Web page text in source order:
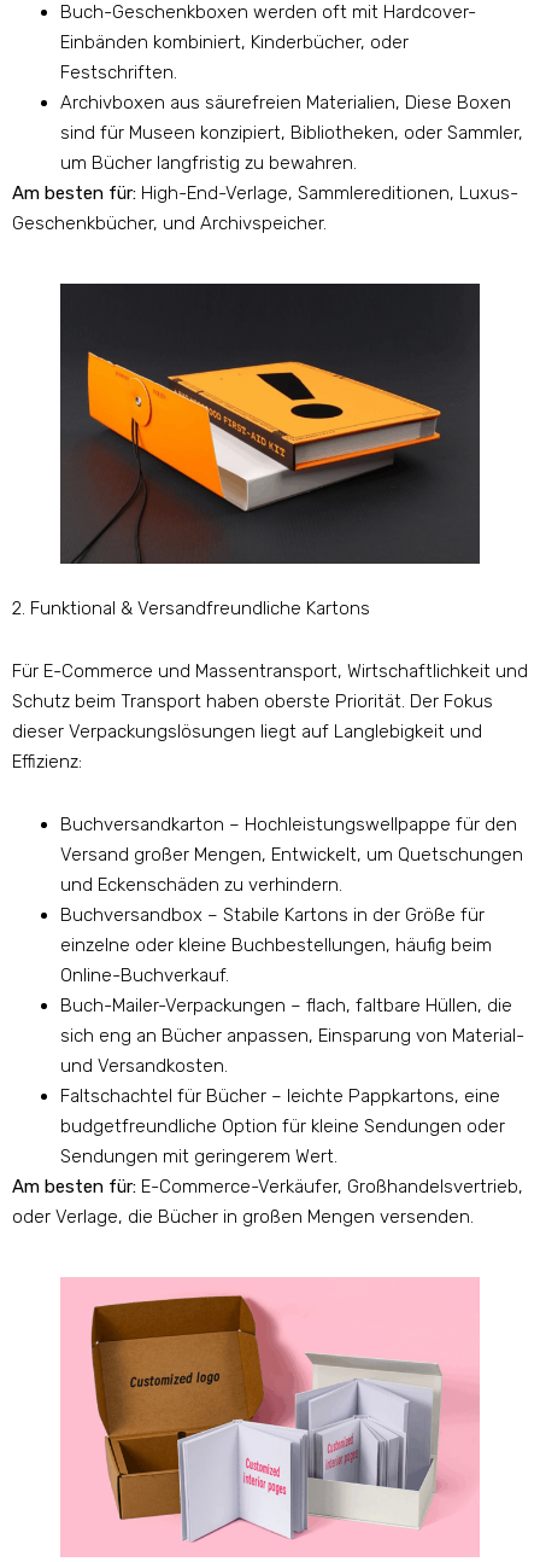
Buch-Geschenkboxen werden oft mit Hardcover-
Einbänden kombiniert, Kinderbücher, oder
Festschriften.
Archivboxen aus säurefreien Materialien, Diese Boxen
sind für Museen konzipiert, Bibliotheken, oder Sammler,
um Bücher langfristig zu bewahren.
Am besten für: High-End-Verlage, Sammlereditionen, Luxus-
Geschenkbücher, und Archivspeicher.
2. Funktional & Versandfreundliche Kartons
Für E-Commerce und Massentransport, Wirtschaftlichkeit und
Schutz beim Transport haben oberste Priorität. Der Fokus
dieser Verpackungslösungen liegt auf Langlebigkeit und
Effizienz:
Buchversandkarton – Hochleistungswellpappe für den
Versand großer Mengen, Entwickelt, um Quetschungen
und Eckenschäden zu verhindern.
Buchversandbox – Stabile Kartons in der Größe für
einzelne oder kleine Buchbestellungen, häufig beim
Online-Buchverkauf.
Buch-Mailer-Verpackungen – flach, faltbare Hüllen, die
sich eng an Bücher anpassen, Einsparung von Material-
und Versandkosten.
Faltschachtel für Bücher – leichte Pappkartons, eine
budgetfreundliche Option für kleine Sendungen oder
Sendungen mit geringerem Wert.
Am besten für: E-Commerce-Verkäufer, Großhandelsvertrieb,
oder Verlage, die Bücher in großen Mengen versenden.